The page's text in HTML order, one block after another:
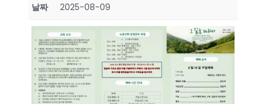
날짜 2025-08-09